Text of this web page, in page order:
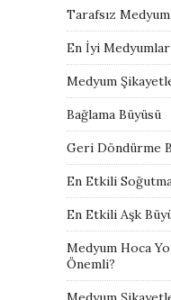
Tarafsız
En İyi Medyumlar
Medyum
Bağlama Büyüsü
Geri Döndürme
En Etkili
En Etkili Aşk
Medyum Hoca
Önemli?